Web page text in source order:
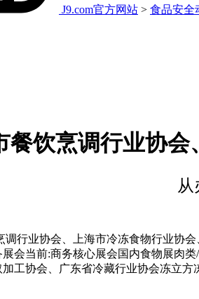
J9.com官方网站 > 食品安全
餐饮烹调行业协会
业协会、上海市冷冻食物行业协会
会当前:商务核心展会国内食物展肉
工协会、广东省冷藏行业协会冻立